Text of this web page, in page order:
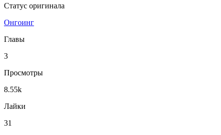
Статус оригинала
Онгоинг
Главы
3
Просмотры
8.55k
Лайки
31